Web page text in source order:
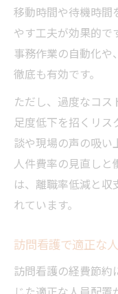
移動時間や待機時間
やす工夫が効果的で
事務作業の自動化や
徹底も有効です。
ただし、過度なコ
足度低下を招くリ
談や現場の声の吸い
人件費率の見直しと
は、離職率低減と収
れています。
訪問看護で適正な
訪問看護の経費節約